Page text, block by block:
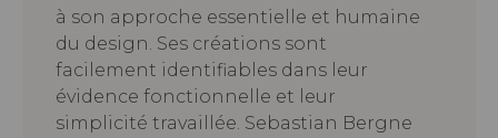
à son approche essentielle et humaine
du design. Ses créations sont
facilement identifiables dans leur
évidence fonctionnelle et leur
simplicité travaillée. Sebastian Bergne